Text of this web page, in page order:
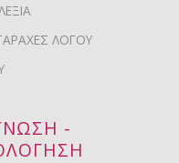
ΛΟΓΟΥ
-